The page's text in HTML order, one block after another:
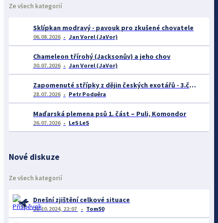
Ze všech kategorií
Sklípkan modravý - pavouk pro zkušené chovatele
06.08.2026 Jan Vorel (JaVor)
Chameleon třírohý (Jacksonův) a jeho chov
30.07.2026 Jan Vorel (JaVor)
Zapomenuté střípky z dějin českých exotářů - 3.část
28.07.2026 Petr Podpěra
Maďarská plemena psů 1. část – Puli, Komondor
26.07.2026 LeS LeS
Nové diskuze
Ze všech kategorií
Dnešní zjištění celkové situace
21.10.2024, 22:07 Tom50